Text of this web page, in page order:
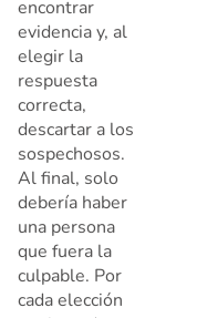
encontrar
evidencia y, al
elegir la
respuesta
correcta,
descartar a los
sospechosos.
Al final, solo
debería haber
una persona
que fuera la
culpable. Por
cada elección